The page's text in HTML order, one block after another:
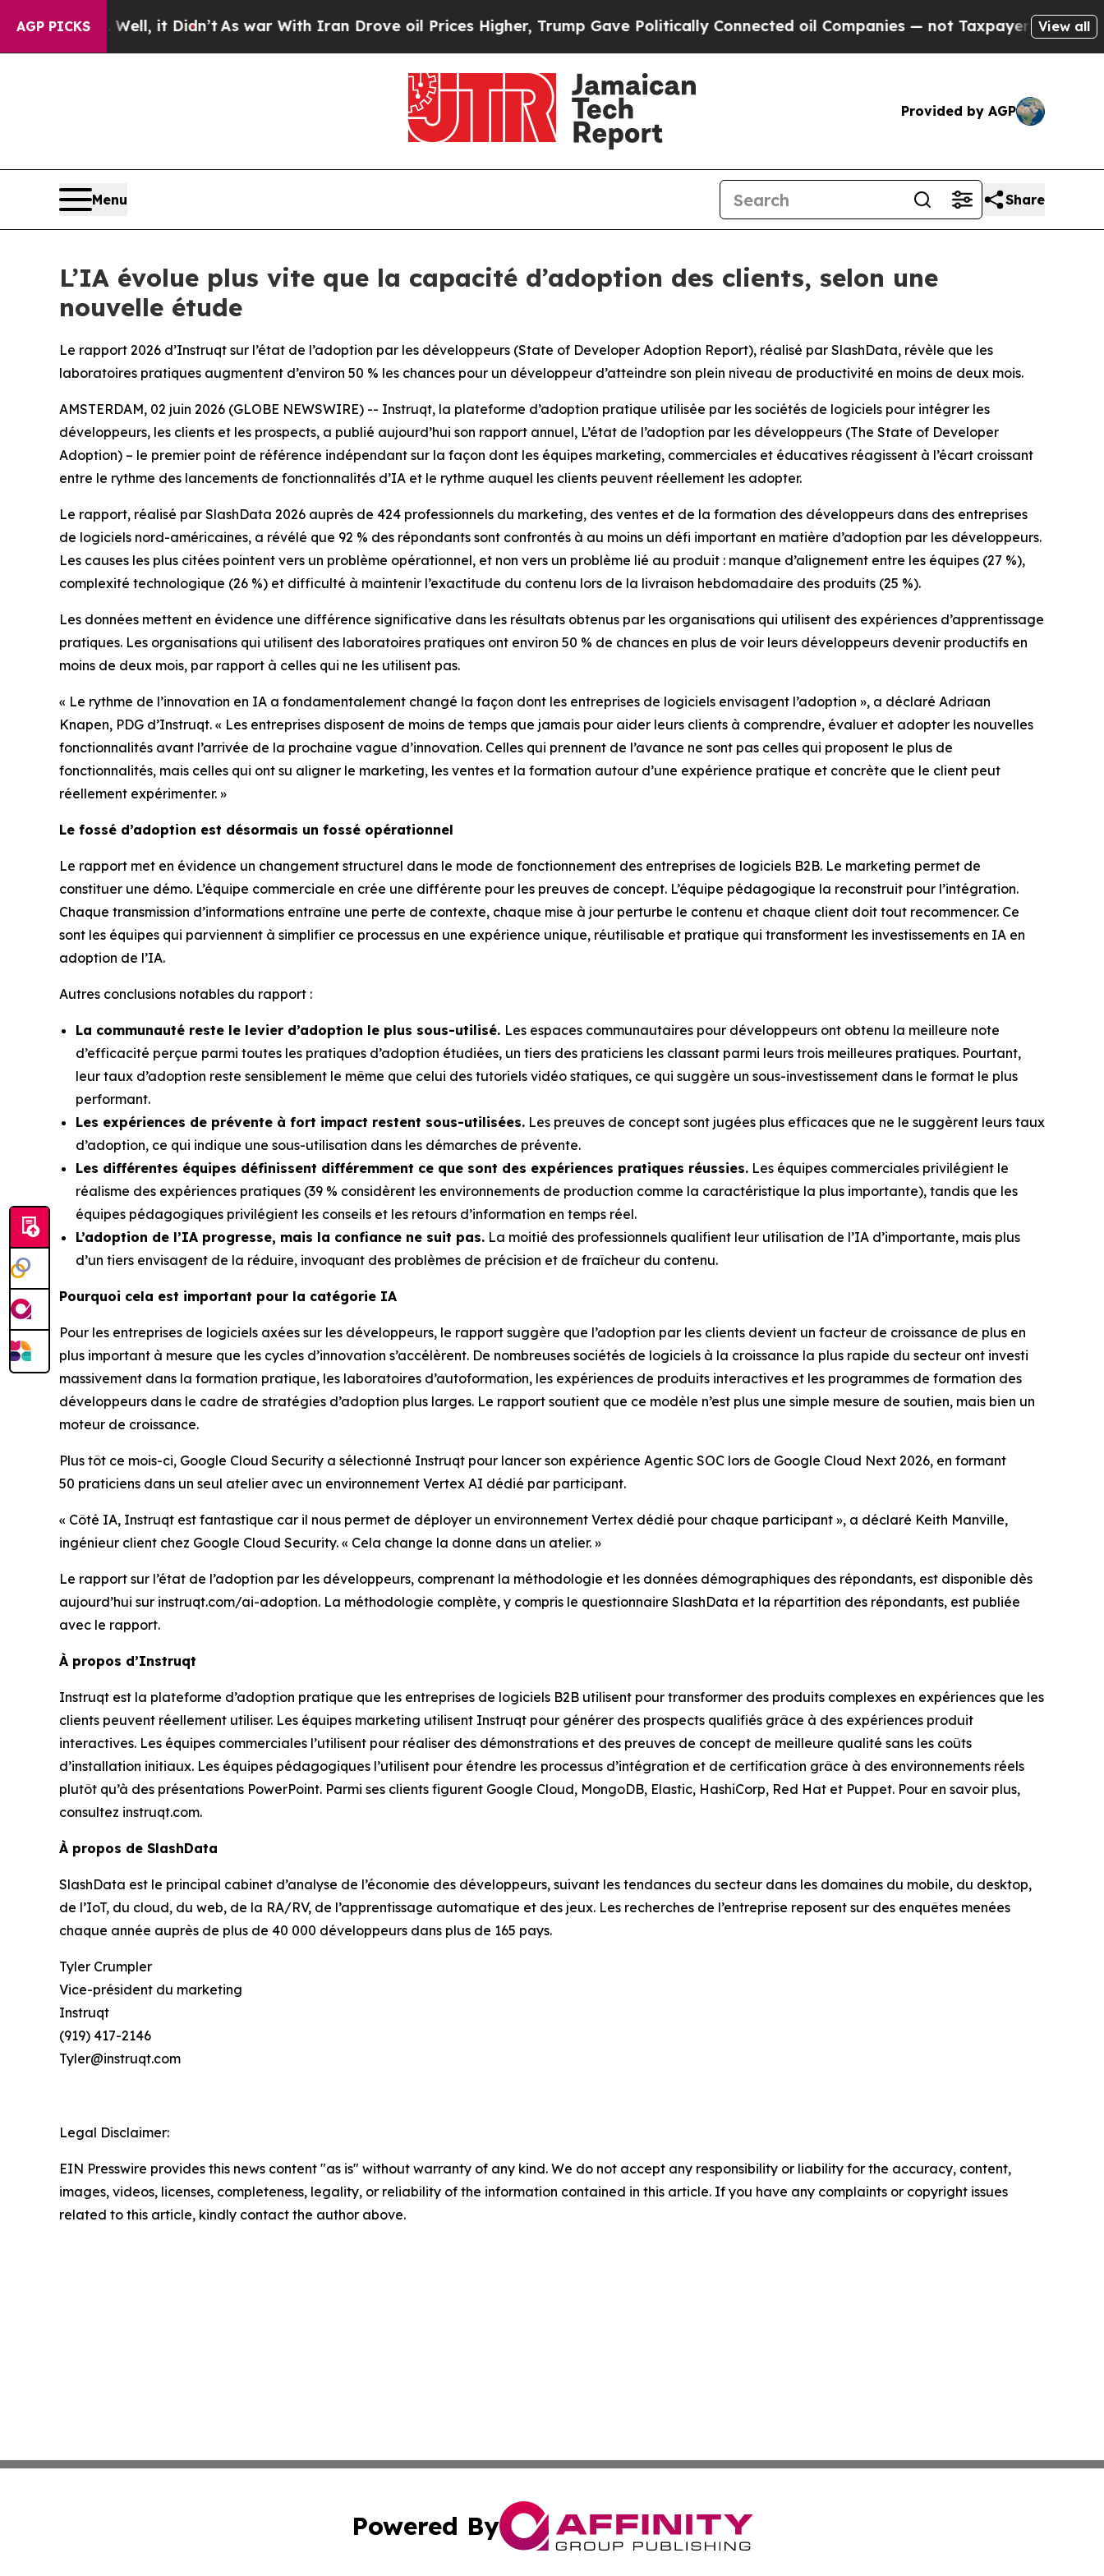
AGP PICKS
Well, it Didn’tAs war With Iran Drove oil Prices Higher, Trump Gave Politically Connected oil Companies — not Taxpayers — the Chance to
View all
Provided by AGP
Menu Share
L’IA évolue plus vite que la capacité d’adoption des clients, selon une
nouvelle étude
Le rapport 2026 d’Instruqt sur l’état de l’adoption par les développeurs (State of Developer Adoption Report), réalisé par SlashData, révèle que les
laboratoires pratiques augmentent d’environ 50 % les chances pour un développeur d’atteindre son plein niveau de productivité en moins de deux mois.
AMSTERDAM, 02 juin 2026 (GLOBE NEWSWIRE) -- Instruqt, la plateforme d’adoption pratique utilisée par les sociétés de logiciels pour intégrer les
développeurs, les clients et les prospects, a publié aujourd’hui son rapport annuel, L’état de l’adoption par les développeurs (The State of Developer
Adoption) – le premier point de référence indépendant sur la façon dont les équipes marketing, commerciales et éducatives réagissent à l’écart croissant
entre le rythme des lancements de fonctionnalités d’IA et le rythme auquel les clients peuvent réellement les adopter.
Le rapport, réalisé par SlashData 2026 auprès de 424 professionnels du marketing, des ventes et de la formation des développeurs dans des entreprises
de logiciels nord-américaines, a révélé que 92 % des répondants sont confrontés à au moins un défi important en matière d’adoption par les développeurs.
Les causes les plus citées pointent vers un problème opérationnel, et non vers un problème lié au produit : manque d’alignement entre les équipes (27 %),
complexité technologique (26 %) et difficulté à maintenir l’exactitude du contenu lors de la livraison hebdomadaire des produits (25 %).
Les données mettent en évidence une différence significative dans les résultats obtenus par les organisations qui utilisent des expériences d’apprentissage
pratiques. Les organisations qui utilisent des laboratoires pratiques ont environ 50 % de chances en plus de voir leurs développeurs devenir productifs en
moins de deux mois, par rapport à celles qui ne les utilisent pas.
« Le rythme de l’innovation en IA a fondamentalement changé la façon dont les entreprises de logiciels envisagent l’adoption », a déclaré Adriaan
Knapen, PDG d’Instruqt. « Les entreprises disposent de moins de temps que jamais pour aider leurs clients à comprendre, évaluer et adopter les nouvelles
fonctionnalités avant l’arrivée de la prochaine vague d’innovation. Celles qui prennent de l’avance ne sont pas celles qui proposent le plus de
fonctionnalités, mais celles qui ont su aligner le marketing, les ventes et la formation autour d’une expérience pratique et concrète que le client peut
réellement expérimenter. »
Le fossé d’adoption est désormais un fossé opérationnel
Le rapport met en évidence un changement structurel dans le mode de fonctionnement des entreprises de logiciels B2B. Le marketing permet de
constituer une démo. L’équipe commerciale en crée une différente pour les preuves de concept. L’équipe pédagogique la reconstruit pour l’intégration.
Chaque transmission d’informations entraîne une perte de contexte, chaque mise à jour perturbe le contenu et chaque client doit tout recommencer. Ce
sont les équipes qui parviennent à simplifier ce processus en une expérience unique, réutilisable et pratique qui transforment les investissements en IA en
adoption de l’IA.
Autres conclusions notables du rapport :
La communauté reste le levier d’adoption le plus sous-utilisé. Les espaces communautaires pour développeurs ont obtenu la meilleure note
d’efficacité perçue parmi toutes les pratiques d’adoption étudiées, un tiers des praticiens les classant parmi leurs trois meilleures pratiques. Pourtant,
leur taux d’adoption reste sensiblement le même que celui des tutoriels vidéo statiques, ce qui suggère un sous-investissement dans le format le plus
performant.
Les expériences de prévente à fort impact restent sous-utilisées. Les preuves de concept sont jugées plus efficaces que ne le suggèrent leurs taux
d’adoption, ce qui indique une sous-utilisation dans les démarches de prévente.
Les différentes équipes définissent différemment ce que sont des expériences pratiques réussies. Les équipes commerciales privilégient le
réalisme des expériences pratiques (39 % considèrent les environnements de production comme la caractéristique la plus importante), tandis que les
équipes pédagogiques privilégient les conseils et les retours d’information en temps réel.
L’adoption de l’IA progresse, mais la confiance ne suit pas. La moitié des professionnels qualifient leur utilisation de l’IA d’importante, mais plus
d’un tiers envisagent de la réduire, invoquant des problèmes de précision et de fraîcheur du contenu.
Pourquoi cela est important pour la catégorie IA
Pour les entreprises de logiciels axées sur les développeurs, le rapport suggère que l’adoption par les clients devient un facteur de croissance de plus en
plus important à mesure que les cycles d’innovation s’accélèrent. De nombreuses sociétés de logiciels à la croissance la plus rapide du secteur ont investi
massivement dans la formation pratique, les laboratoires d’autoformation, les expériences de produits interactives et les programmes de formation des
développeurs dans le cadre de stratégies d’adoption plus larges. Le rapport soutient que ce modèle n’est plus une simple mesure de soutien, mais bien un
moteur de croissance.
Plus tôt ce mois-ci, Google Cloud Security a sélectionné Instruqt pour lancer son expérience Agentic SOC lors de Google Cloud Next 2026, en formant
50 praticiens dans un seul atelier avec un environnement Vertex AI dédié par participant.
« Côté IA, Instruqt est fantastique car il nous permet de déployer un environnement Vertex dédié pour chaque participant », a déclaré Keith Manville,
ingénieur client chez Google Cloud Security. « Cela change la donne dans un atelier. »
Le rapport sur l’état de l’adoption par les développeurs, comprenant la méthodologie et les données démographiques des répondants, est disponible dès
aujourd’hui sur instruqt.com/ai-adoption. La méthodologie complète, y compris le questionnaire SlashData et la répartition des répondants, est publiée
avec le rapport.
À propos d’Instruqt
Instruqt est la plateforme d’adoption pratique que les entreprises de logiciels B2B utilisent pour transformer des produits complexes en expériences que les
clients peuvent réellement utiliser. Les équipes marketing utilisent Instruqt pour générer des prospects qualifiés grâce à des expériences produit
interactives. Les équipes commerciales l’utilisent pour réaliser des démonstrations et des preuves de concept de meilleure qualité sans les coûts
d’installation initiaux. Les équipes pédagogiques l’utilisent pour étendre les processus d’intégration et de certification grâce à des environnements réels
plutôt qu’à des présentations PowerPoint. Parmi ses clients figurent Google Cloud, MongoDB, Elastic, HashiCorp, Red Hat et Puppet. Pour en savoir plus,
consultez instruqt.com.
À propos de SlashData
SlashData est le principal cabinet d’analyse de l’économie des développeurs, suivant les tendances du secteur dans les domaines du mobile, du desktop,
de l’IoT, du cloud, du web, de la RA/RV, de l’apprentissage automatique et des jeux. Les recherches de l’entreprise reposent sur des enquêtes menées
chaque année auprès de plus de 40 000 développeurs dans plus de 165 pays.
Tyler Crumpler
Vice-président du marketing
Instruqt
(919) 417-2146
Tyler@instruqt.com
Legal Disclaimer:
EIN Presswire provides this news content "as is" without warranty of any kind. We do not accept any responsibility or liability for the accuracy, content,
images, videos, licenses, completeness, legality, or reliability of the information contained in this article. If you have any complaints or copyright issues
related to this article, kindly contact the author above.
Powered By